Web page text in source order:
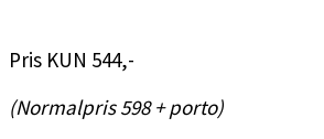
Pris KUN 544,-
(Normalpris 598 + porto)